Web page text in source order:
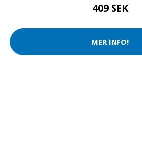
409 SEK
MER INFO!